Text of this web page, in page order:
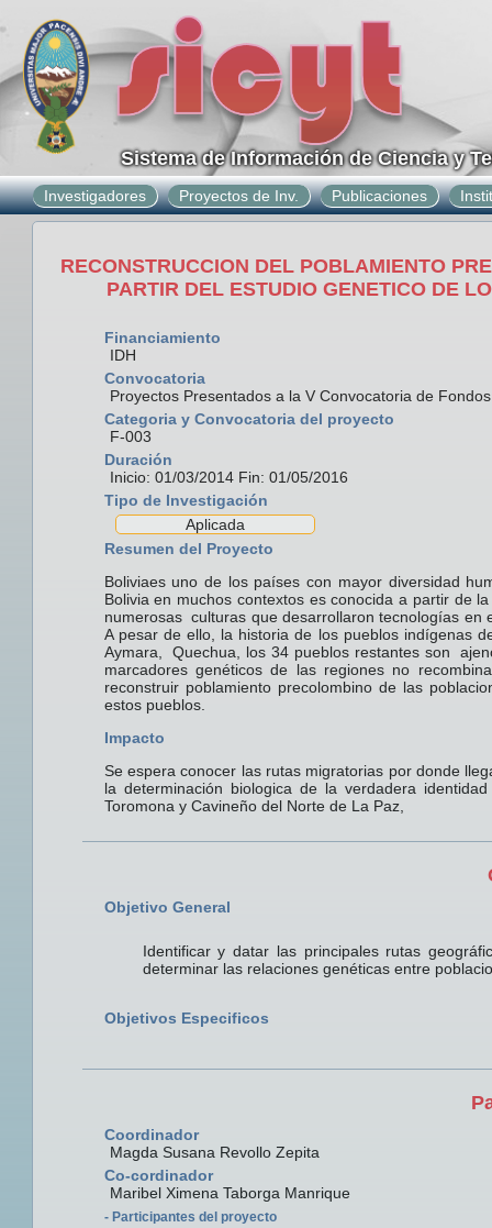
Sistema de Información de Ciencia y
Investigadores Proyectos de Inv. Publicaciones
RECONSTRUCCION DEL POBLAMIENTO
PARTIR DEL ESTUDIO GENETICO DE
Financiamiento
IDH
Convocatoria
Proyectos Presentados a la V Convocatoria de
Categoria y Convocatoria del proyecto
F-003
Duración
Inicio: 01/03/2014 Fin: 01/05/2016
Tipo de Investigación
Aplicada
Resumen del Proyecto
Boliviaes uno de los países con mayor diversidad
Bolivia en muchos contextos es conocida a partir de
numerosas culturas que desarrollaron tecnologías en
A pesar de ello, la historia de los pueblos indígenas
Aymara, Quechua, los 34 pueblos restantes son
marcadores genéticos de las regiones no
reconstruir poblamiento precolombino de las
estos pueblos.
Impacto
Se espera conocer las rutas migratorias por donde
la determinación biologica de la verdadera
Toromona y Cavineño del Norte de La Paz,
Objetivo General
Identificar y datar las principales rutas
determinar las relaciones genéticas entre
Objetivos Especificos
Coordinador
Magda Susana Revollo Zepita
Co-cordinador
Maribel Ximena Taborga Manrique
- Participantes del proyecto